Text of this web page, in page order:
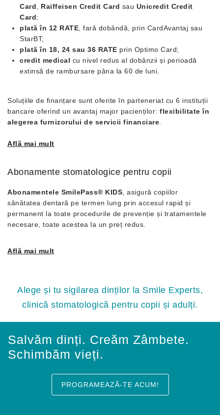
Card
Raiffeisen Credit Card sau Unicredit Credit
Card;
plată în 12 RATE , fară dobândă, prin CardAvantaj sau
StarBT;
plată în 18, 24 sau 36 RATE prin Optimo Card;
credit medical cu nivel redus al dobânzii și perioadă
extinsă de rambursare pâna la 60 de luni.
Soluțiile de finanțare sunt oferite în parteneriat cu 6 instituții
bancare oferind un avantaj major pacienților: flexibilitate în
alegerea furnizorului de servicii financiare
Află mai mult
Abonamente stomatologice pentru copii
Abonamentele SmilePass® KIDS , asigură copiilor
sănătatea dentară pe termen lung prin accesul rapid și
permanent la toate procedurile de prevenție și tratamentele
necesare, toate acestea la un preț redus.
Află mai mult
Alege și tu sigilarea dinților la Smile Experts,
clinică stomatologică pentru copii și adulți.
Salvăm dinți. Creăm Zâmbete.
Schimbăm vieți.
PROGRAMEAZĂ-TE ACUM!